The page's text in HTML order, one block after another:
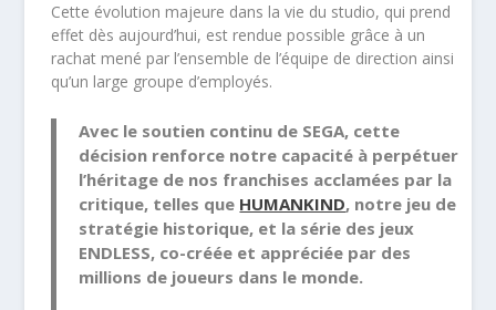
Cette évolution majeure dans la vie du studio, qui prend
effet dès aujourd’hui, est rendue possible grâce à un
rachat mené par l’ensemble de l’équipe de direction ainsi
qu’un large groupe d’employés.
Avec le soutien continu de SEGA, cette
décision renforce notre capacité à perpétuer
l’héritage de nos franchises acclamées par la
critique, telles que HUMANKIND, notre jeu de
stratégie historique, et la série des jeux
ENDLESS, co-créée et appréciée par des
millions de joueurs dans le monde.